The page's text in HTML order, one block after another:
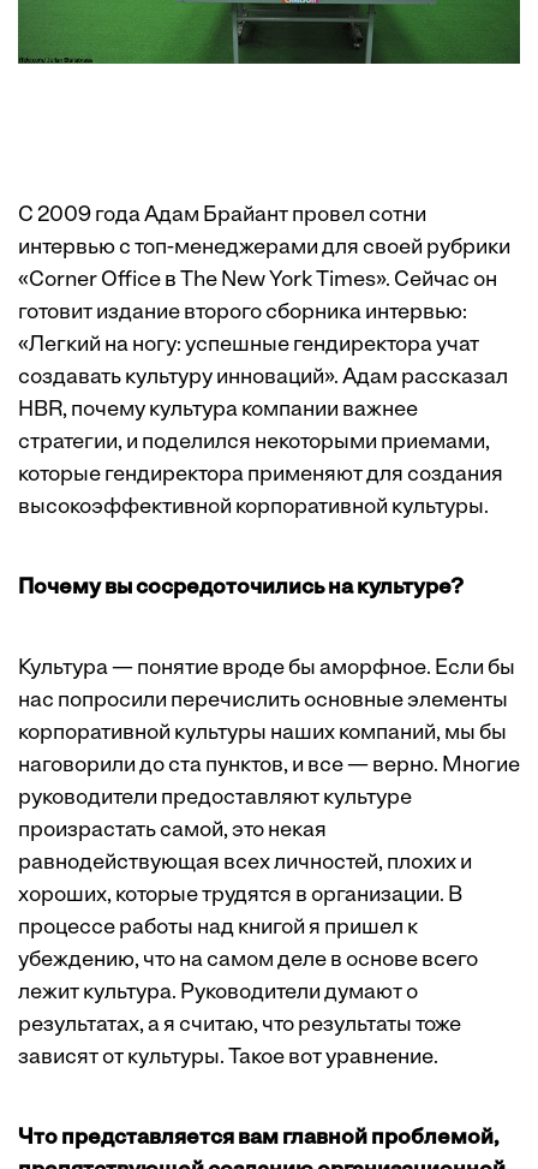
С 2009 года Адам Брайант провел сотни
интервью с топ-менеджерами для своей рубрики
«Corner Office в The New York Times». Сейчас он
готовит издание второго сборника интервью:
«Легкий на ногу: успешные гендиректора учат
создавать культуру инноваций». Адам рассказал
HBR, почему культура компании важнее
стратегии, и поделился некоторыми приемами,
которые гендиректора применяют для создания
высокоэффективной корпоративной культуры.
Почему вы сосредоточились на культуре?
Культура — понятие вроде бы аморфное. Если бы
нас попросили перечислить основные элементы
корпоративной культуры наших компаний, мы бы
наговорили до ста пунктов, и все — верно. Многие
руководители предоставляют культуре
произрастать самой, это некая
равнодействующая всех личностей, плохих и
хороших, которые трудятся в организации. В
процессе работы над книгой я пришел к
убеждению, что на самом деле в основе всего
лежит культура. Руководители думают о
результатах, а я считаю, что результаты тоже
зависят от культуры. Такое вот уравнение.
Что представляется вам главной проблемой,